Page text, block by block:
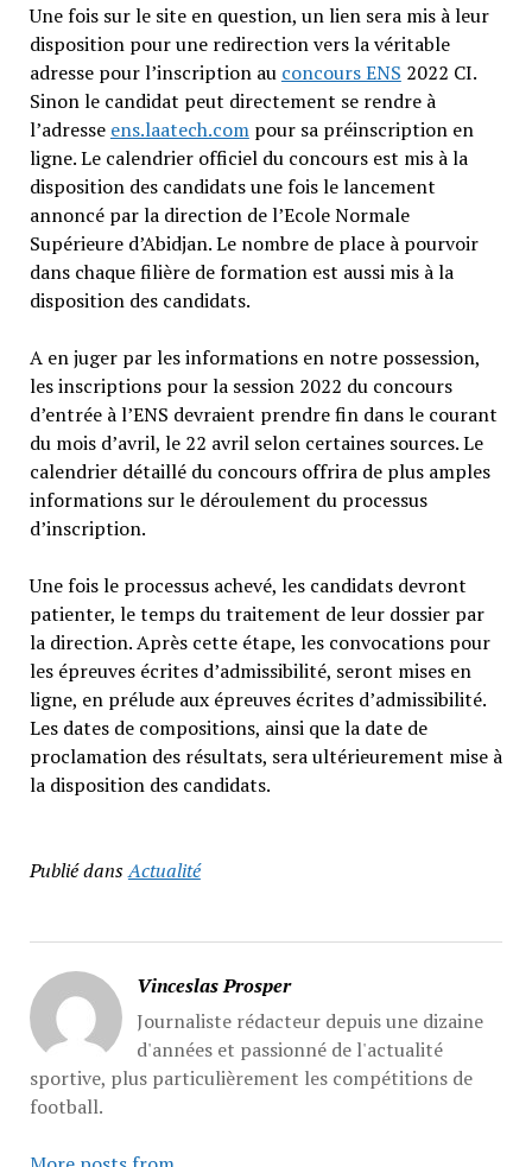
Une fois sur le site en question, un lien sera mis à leur
disposition pour une redirection vers la véritable
adresse pour l’inscription au concours ENS 2022 CI.
Sinon le candidat peut directement se rendre à
l’adresse ens.laatech.compour sa préinscription en
ligne. Le calendrier officiel du concours est mis à la
disposition des candidats une fois le lancement
annoncé par la direction de l’Ecole Normale
Supérieure d’Abidjan. Le nombre de place à pourvoir
dans chaque filière de formation est aussi mis à la
disposition des candidats.
A en juger par les informations en notre possession,
les inscriptions pour la session 2022 du concours
d’entrée à l’ENS devraient prendre fin dans le courant
du mois d’avril, le 22 avril selon certaines sources. Le
calendrier détaillé du concours offrira de plus amples
informations sur le déroulement du processus
d’inscription.
Une fois le processus achevé, les candidats devront
patienter, le temps du traitement de leur dossier par
la direction. Après cette étape, les convocations pour
les épreuves écrites d’admissibilité, seront mises en
ligne, en prélude aux épreuves écrites d’admissibilité.
Les dates de compositions, ainsi que la date de
proclamation des résultats, sera ultérieurement mise à
la disposition des candidats.
Publié dansActualité
Vinceslas Prosper
Journaliste rédacteur depuis une dizaine
d'années et passionné de l'actualité
sportive, plus particulièrement les compétitions de
football.